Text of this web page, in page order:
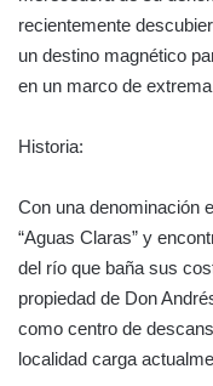
recientemente
un destino magnético
en un marco de
Historia:
Con una denominación
“Aguas Claras” y
del río que baña sus
propiedad de Don
como centro de
localidad carga